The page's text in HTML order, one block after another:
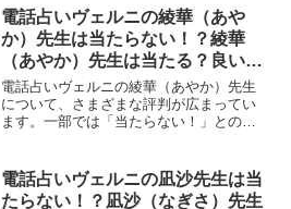
絶賛する口コミも存在します。本記事で
は、電話占いヴェルニの千鶴（ちづる）
先生に焦点を当て、その鑑定の信憑性や
当たる・当たらないについて探究してい
きます。
電話占いヴェルニの綾華（あや
か）先生は当たらない！？綾華
（あやか）先生は当たる？良い口
コミ・悪い口コミを紹介
電話占いヴェルニの綾華（あやか）先生
について、さまざまな評判が広まってい
ます。一部では「当たらない！」との声
ます。本記事では、電話占いヴェルニの
綾華（あやか）先生に対する口コミを掘
電話占いヴェルニの凪沙先生は当
たらない！？凪沙（なぎさ）先生